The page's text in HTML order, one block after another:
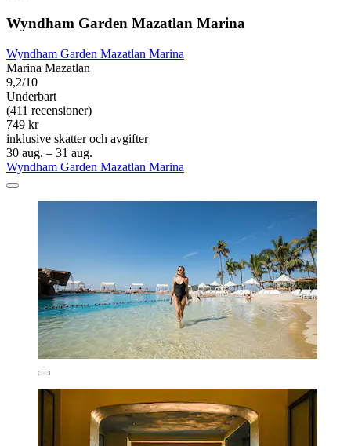
Wyndham Garden Mazatlan Marina
Wyndham Garden Mazatlan Marina
Marina Mazatlan
9,2/10
Underbart
(411 recensioner)
749 kr
inklusive skatter och avgifter
30 aug. – 31 aug.
Wyndham Garden Mazatlan Marina